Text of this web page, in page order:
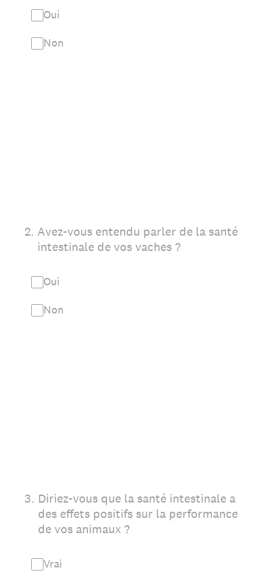
Oui
Non
2. Avez-vous entendu parler de la santé
intestinale de vos vaches ?
Oui
Non
3. Diriez-vous que la santé intestinale a
des effets positifs sur la performance
de vos animaux ?
Vrai